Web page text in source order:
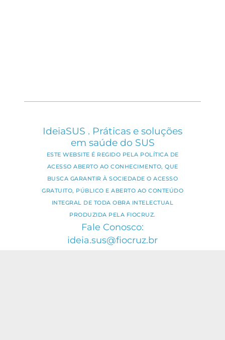
IdeiaSUS . Práticas e soluções
em saúde do SUS
ESTE WEBSITE É REGIDO PELA POLÍTICA DE
ACESSO ABERTO AO CONHECIMENTO, QUE
BUSCA GARANTIR À SOCIEDADE O ACESSO
GRATUITO, PÚBLICO E ABERTO AO CONTEÚDO
INTEGRAL DE TODA OBRA INTELECTUAL
PRODUZIDA PELA FIOCRUZ.
Fale Conosco:
ideia.sus@fiocruz.br